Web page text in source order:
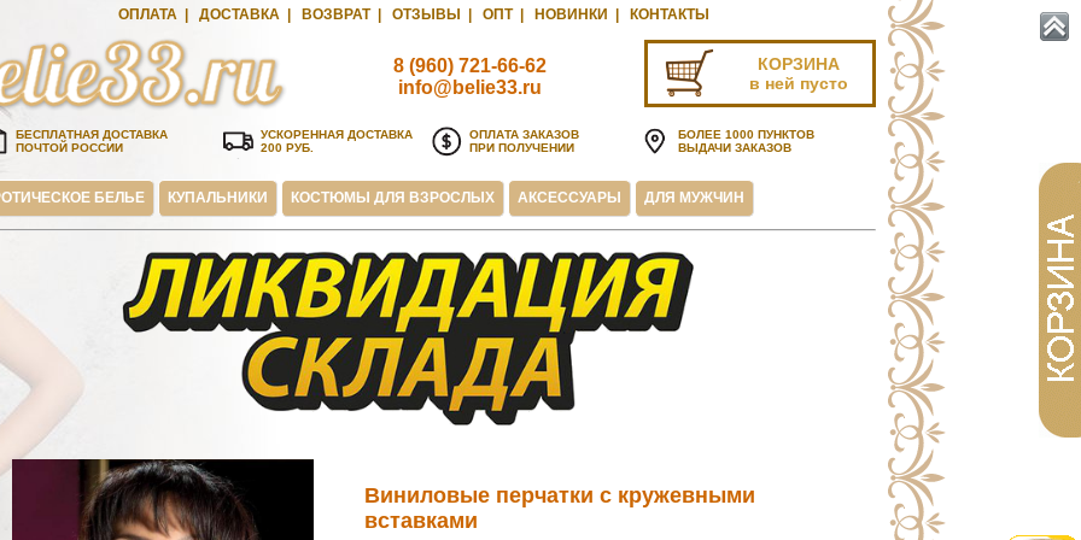
ОПЛАТА| ДОСТАВКА| ВОЗВРАТ| ОТЗЫВЫ ОПТ| НОВИНКИ КОНТАКТЫ
8 (960) 721-66-62
info@belie33.ru
КОРЗИНА
в ней пусто
БЕСПЛАТНАЯ ДОСТАВКА
ПОЧТОЙ РОССИИ
УСКОРЕННАЯ ДОСТАВКА
200 РУБ.
ОПЛАТА ЗАКАЗОВ
ПРИ ПОЛУЧЕНИИ
БОЛЕЕ 1000 ПУНКТОВ
ВЫДАЧИ ЗАКАЗОВ
БЕЛЬЕ КУПАЛЬНИКИ КОСТЮМЫ ДЛЯ ВЗРОСЛЫХ АКСЕССУАРЫ ДЛЯ МУЖЧИН
Виниловые перчатки с кружевными
вставками